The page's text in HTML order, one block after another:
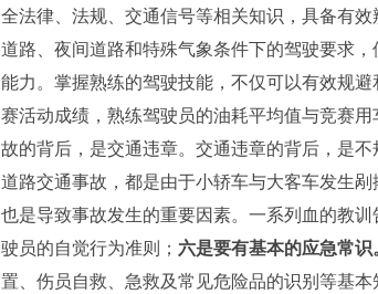
全法律、法规、交通信号等相关知识，具备有
道路、夜间道路和特殊气象条件下的驾驶要求
能力。掌握熟练的驾驶技能，不仅可以有效规
赛活动成绩，熟练驾驶员的油耗平均值与竞赛
故的背后，是交通违章。交通违章的背后，是
道路交通事故，都是由于小轿车与大客车发生
也是导致事故发生的重要因素。一系列血的教
驶员的自觉行为准则； 六是要有基本的应急常识。
置、伤员自救、急救及常见危险品的识别等基